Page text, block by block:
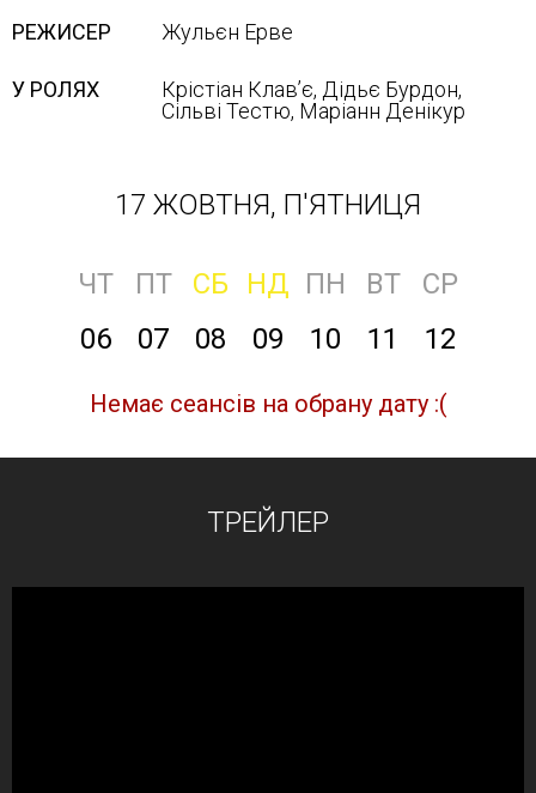
РЕЖИСЕР Жульєн Ерве
У РОЛЯХ
Крістіан Клав’є, Дідьє Бурдон,
Сільві Тестю, Маріанн Денікур
17 ЖОВТНЯ, П'ЯТНИЦЯ
ЧТ ПТ СБ НД ПН ВТ
СР
06
07 08 09 10 11 12
Немає сеансів на обрану дату :(
ТРЕЙЛЕР